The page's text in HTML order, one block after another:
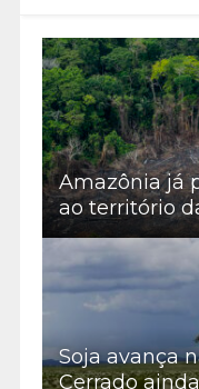
Amazônia já
ao território
Soja avança
Cerrado